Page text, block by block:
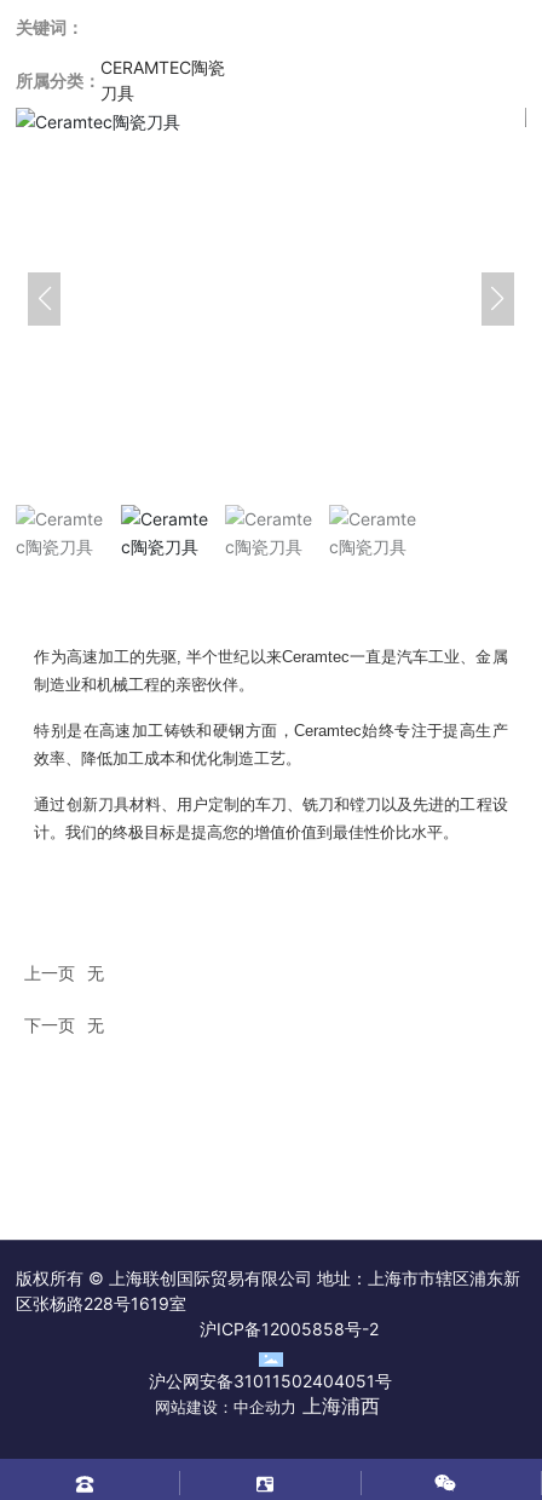
关键词：
所属分类：
CERAMTEC陶瓷
刀具
作为高速加工的先驱, 半个世纪以来Ceramtec一直是汽车工业、金属
制造业和机械工程的亲密伙伴。
特别是在高速加工铸铁和硬钢方面，Ceramtec始终专注于提高生产
效率、降低加工成本和优化制造工艺。
通过创新刀具材料、用户定制的车刀、铣刀和镗刀以及先进的工程设
计。我们的终极目标是提高您的增值价值到最佳性价比水平。
上一页 无
下一页 无
版权所有 © 上海联创国际贸易有限公司 地址：上海市市辖区浦东新
区张杨路228号1619室
沪ICP备12005858号-2
沪公网安备31011502404051号
网站建设：中企动力 上海浦西